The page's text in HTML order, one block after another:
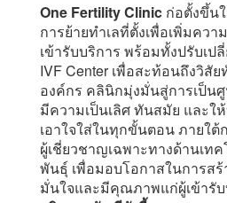
One Fertility Clinic ก่อตั้งขึ้น
การย้ายทำเลที่ตั้งเพื่อเพิ่มคว
เข้ารับบริการ พร้อมทั้งปรับเป
IVF Center เพื่อสะท้อนถึงวิสั
องค์กร คลินิกมุ่งมั่นสู่การเป็น
มีความเป็นเลิศ ทันสมัย และใ
เอาใจใส่ในทุกขั้นตอน ภายใ
ผู้เชี่ยวชาญเฉพาะทางด้านเท
พันธุ์ เพื่อมอบโอกาสในการส
มั่นใจและมีคุณภาพแก่ผู้เข้ารั